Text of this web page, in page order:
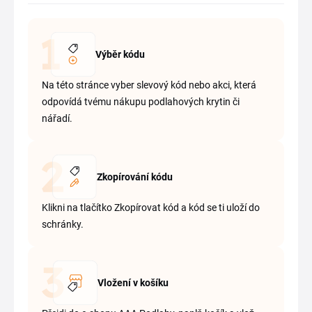
Výběr kódu
Na této stránce vyber slevový kód nebo akci, která
odpovídá tvému nákupu podlahových krytin či
nářadí.
Zkopírování kódu
Klikni na tlačítko Zkopírovat kód a kód se ti uloží do
schránky.
Vložení v košíku